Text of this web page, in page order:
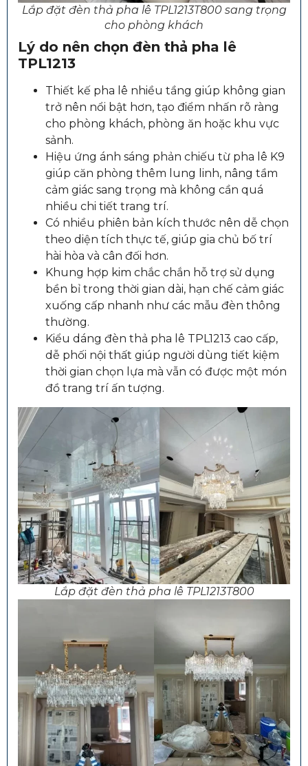
Lắp đặt đèn thả pha lê TPL1213T800 sang trọng
cho phòng khách
Lý do nên chọn đèn thả pha lê
TPL1213
Thiết kế pha lê nhiều tầng giúp không gian
trở nên nổi bật hơn, tạo điểm nhấn rõ ràng
cho phòng khách, phòng ăn hoặc khu vực
sảnh.
Hiệu ứng ánh sáng phản chiếu từ pha lê K9
giúp căn phòng thêm lung linh, nâng tầm
cảm giác sang trọng mà không cần quá
nhiều chi tiết trang trí.
Có nhiều phiên bản kích thước nên dễ chọn
theo diện tích thực tế, giúp gia chủ bố trí
hài hòa và cân đối hơn.
Khung hợp kim chắc chắn hỗ trợ sử dụng
bền bỉ trong thời gian dài, hạn chế cảm giác
xuống cấp nhanh như các mẫu đèn thông
thường.
Kiểu dáng đèn thả pha lê TPL1213 cao cấp,
dễ phối nội thất giúp người dùng tiết kiệm
thời gian chọn lựa mà vẫn có được một món
đồ trang trí ấn tượng.
Lắp đặt đèn thả pha lê TPL1213T800